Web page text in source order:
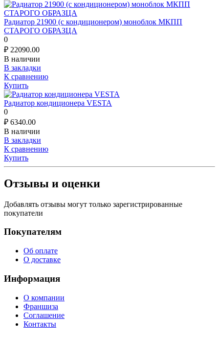
Радиатор 21900 (с кондиционером) моноблок МКПП
СТАРОГО ОБРАЗЦА
0
₽ 22090.00
В наличии
В закладки
К сравнению
Купить
Радиатор кондиционера VESTA
0
₽ 6340.00
В наличии
В закладки
К сравнению
Купить
Отзывы и оценки
Добавлять отзывы могут только зарегистрированные
покупатели
Покупателям
Об оплате
О доставке
Информация
О компании
Франшиза
Соглашение
Контакты